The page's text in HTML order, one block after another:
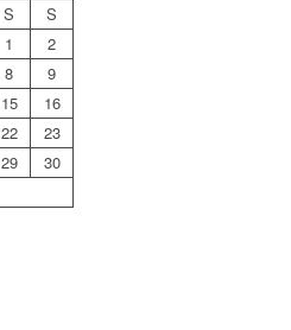
S
S
1
2
8
9
15
16
22
23
29
30